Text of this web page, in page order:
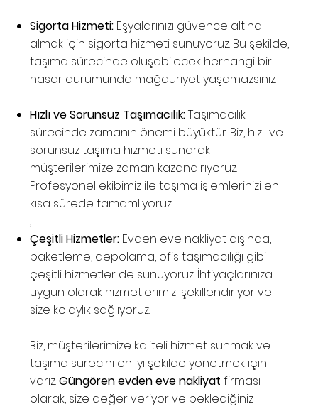
Sigorta Hizmeti:Eşyalarınızı güvence altına
almak için sigorta hizmeti sunuyoruz. Bu şekilde,
taşıma sürecinde oluşabilecek herhangi bir
hasar durumunda mağduriyet yaşamazsınız.
Hızlı ve Sorunsuz Taşımacılık:Taşımacılık
sürecinde zamanın önemi büyüktür. Biz, hızlı ve
sorunsuz taşıma hizmeti sunarak
müşterilerimize zaman kazandırıyoruz.
Profesyonel ekibimiz ile taşıma işlemlerinizi en
kısa sürede tamamlıyoruz.
,
Çeşitli Hizmetler: Evden eve nakliyat dışında,
paketleme, depolama, ofis taşımacılığı gibi
çeşitli hizmetler de sunuyoruz. İhtiyaçlarınıza
uygun olarak hizmetlerimizi şekillendiriyor ve
size kolaylık sağlıyoruz.
Biz, müşterilerimize kaliteli hizmet sunmak ve
taşıma sürecini en iyi şekilde yönetmek için
varız.Güngören evden eve nakliyat firması
olarak, size değer veriyor ve beklediğiniz